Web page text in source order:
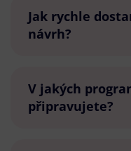
Jak rychle
návrh?
V jakých
připravujete?